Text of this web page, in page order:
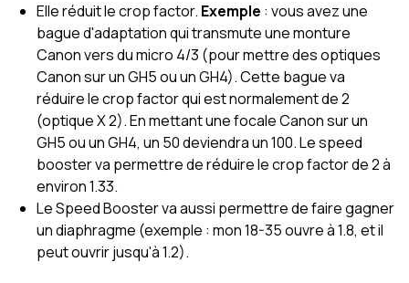
Elle réduit le crop factor. Exemple : vous avez une
bague d'adaptation qui transmute une monture
Canon vers du micro 4/3 (pour mettre des optiques
Canon sur un GH5 ou un GH4). Cette bague va
réduire le crop factor qui est normalement de 2
(optique X 2). En mettant une focale Canon sur un
GH5 ou un GH4, un 50 deviendra un 100. Le speed
booster va permettre de réduire le crop factor de 2 à
environ 1.33.
Le Speed Booster va aussi permettre de faire gagner
un diaphragme (exemple : mon 18-35 ouvre à 1.8, et il
peut ouvrir jusqu'à 1.2).